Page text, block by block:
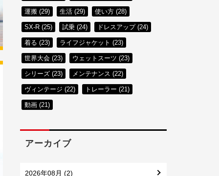
運搬 (29) 生活 (29) 使い方 (28)
SX-R (25) 試乗 (24) ドレスアップ (24)
着る (23) ライフジャケット (23)
世界大会 (23) ウェットスーツ (23)
シリーズ (23) メンテナンス (22)
ヴィンテージ (22) トレーラー (21)
動画 (21)
アーカイブ
2026年08月 (2)